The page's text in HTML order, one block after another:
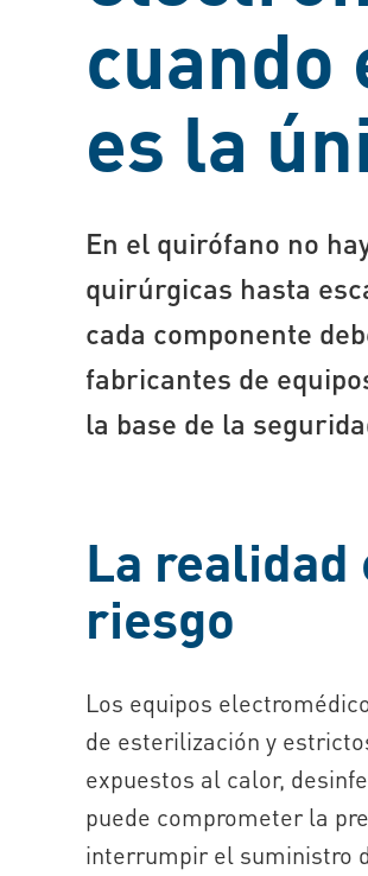
cuando
es la
En el quirófano no
quirúrgicas hasta
cada componente
fabricantes de
la base de la
La realidad
riesgo
Los equipos
de esterilización y
expuestos al calor,
puede comprometer la
interrumpir el suministro